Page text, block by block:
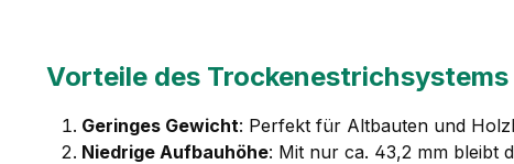
Vorteile des Trockenestrichsystems
Geringes Gewicht: Perfekt für Altbauten und
Niedrige Aufbauhöhe: Mit nur ca. 43,2 mm bleibt